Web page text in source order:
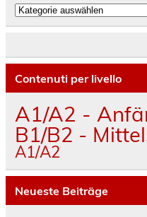
Kategorien
Contenuti per livello
A1/A2 -
B1/B2 -
A1/A2
Neueste Beiträge